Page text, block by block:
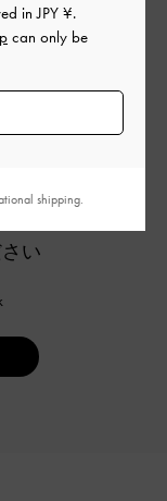
い
inJPY ¥.
can only be
shipping.